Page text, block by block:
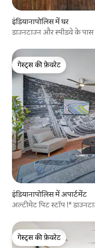
इंडियानापोलिस में घर
डाउनटाउन और स्पीडवे के
गेस्ट्स की फ़ेवरेट
गेस्ट्स की फ़ेवरेट
इंडियानापोलिस में अपार्टमेंट
अल्टीमेट पिट स्टॉप !*
गेस्ट्स की फ़ेवरेट
गेस्ट्स की फ़ेवरेट